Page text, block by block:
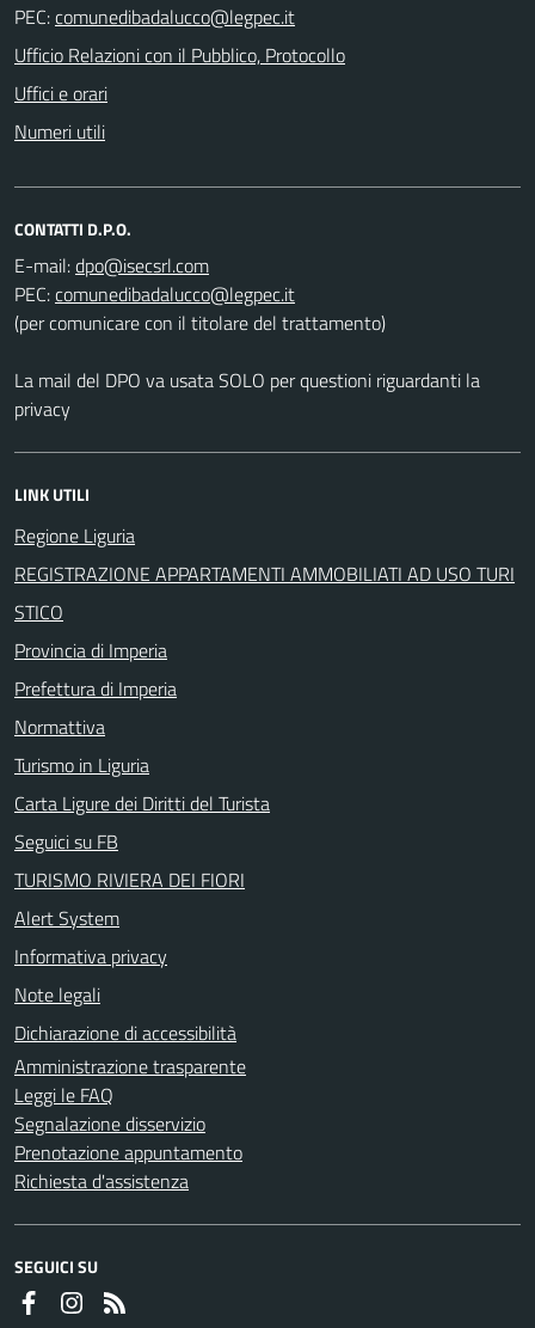
PEC:
Ufficio Relazioni con il Pubblico, Protocollo
Uffici e orari
Numeri utili
CONTATTI D.P.O.
E-mail:
PEC:
(per comunicare con il titolare del trattamento)
La mail del DPO va usata SOLO per questioni riguardanti la
privacy
LINK UTILI
Regione Liguria
REGISTRAZIONE APPARTAMENTI AMMOBILIATI AD USO TURI
STICO
Provincia di Imperia
Prefettura di Imperia
Normattiva
Turismo in Liguria
Carta Ligure dei Diritti del Turista
Seguici su FB
TURISMO RIVIERA DEI FIORI
Alert System
Informativa privacy
Note legali
Dichiarazione di accessibilità
Amministrazione trasparente
Leggi le FAQ
Segnalazione disservizio
Prenotazione appuntamento
Richiesta d'assistenza
SEGUICI SU